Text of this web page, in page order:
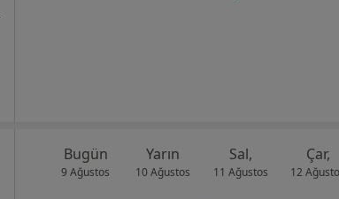
Bugün
9 Ağustos
Yarın
10 Ağustos
Sal,
11 Ağustos
Çar,
12